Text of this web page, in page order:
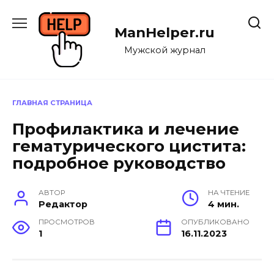
содержанию
ManHelper.ru
Мужской журнал
ГЛАВНАЯ СТРАНИЦА
Профилактика и лечение
гематурического цистита:
подробное руководство
АВТОР
Редактор
НА ЧТЕНИЕ
4 мин.
ПРОСМОТРОВ
1
ОПУБЛИКОВАНО
16.11.2023